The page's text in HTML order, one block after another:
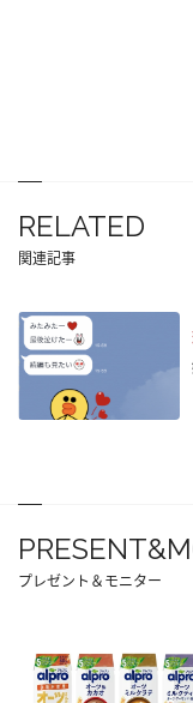
RELATED
関連記事
プレゼント＆モニター